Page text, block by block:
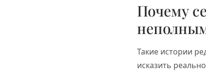
Почему
Такие истории
исказить